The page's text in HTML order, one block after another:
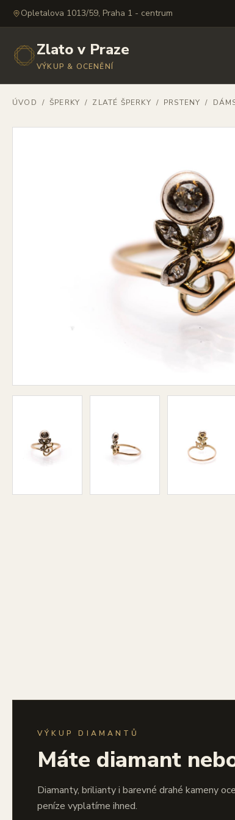
Opletalova 1013/59, Praha 1 - centrum
Zlato v Praze
VÝKUP & OCENĚNÍ
ÚVOD / ŠPERKY / ZLATÉ ŠPERKY / PRSTENY /
VÝKUP DIAMANTŮ
Máte diamant
Diamanty, brilianty i barevné drahé kameny
peníze vyplatíme ihned.